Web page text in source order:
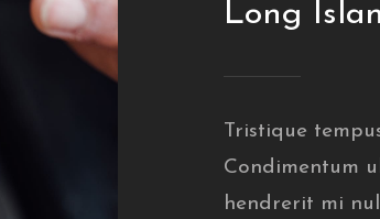
Long
Tristique
Condimentum
hendrerit mi